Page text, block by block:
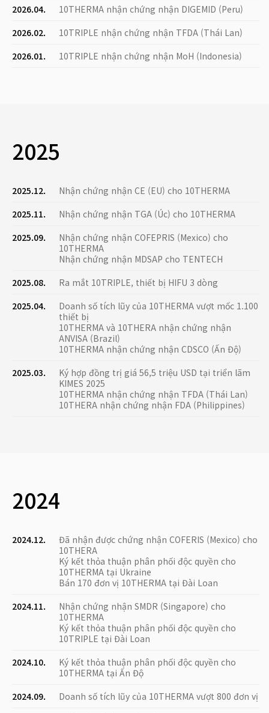
2026.04.
10THERMA nhận chứng nhận DIGEMID (Peru)
2026.02.
10TRIPLE nhận chứng nhận TFDA (Thái Lan)
2026.01.
10TRIPLE nhận chứng nhận MoH (Indonesia)
2025
2025.12.
Nhận chứng nhận CE (EU) cho 10THERMA
2025.11.
Nhận chứng nhận TGA (Úc) cho 10THERMA
2025.09.
Nhận chứng nhận COFEPRIS (Mexico) cho
10THERMA
Nhận chứng nhận MDSAP cho TENTECH
2025.08.
Ra mắt 10TRIPLE, thiết bị HIFU 3 dòng
2025.04.
Doanh số tích lũy của 10THERMA vượt mốc 1.100
thiết bị
10THERMA và 10THERA nhận chứng nhận
ANVISA (Brazil)
10THERMA nhận chứng nhận CDSCO (Ấn Độ)
2025.03.
Ký hợp đồng trị giá 56,5 triệu USD tại triển lãm
KIMES 2025
10THERMA nhận chứng nhận TFDA (Thái Lan)
10THERA nhận chứng nhận FDA (Philippines)
2024
2024.12.
Đã nhận được chứng nhận COFERIS (Mexico) cho
10THERA
Ký kết thỏa thuận phân phối độc quyền cho
10THERMA tại Ukraine
Bán 170 đơn vị 10THERMA tại Đài Loan
2024.11.
Nhận chứng nhận SMDR (Singapore) cho
10THERMA
Ký kết thỏa thuận phân phối độc quyền cho
10TRIPLE tại Đài Loan
2024.10.
Ký kết thỏa thuận phân phối độc quyền cho
10THERMA tại Ấn Độ
2024.09.
Doanh số tích lũy của 10THERMA vượt 800 đơn vị